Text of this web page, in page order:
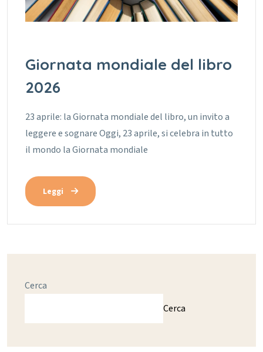
Giornata mondiale del libro
2026
23 aprile: la Giornata mondiale del libro, un invito a
leggere e sognare Oggi, 23 aprile, si celebra in tutto
il mondo la Giornata mondiale
Leggi
Cerca
Cerca